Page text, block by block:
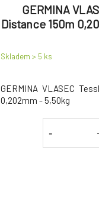
GERMINA
Distance 150m
Skladem > 5 ks
GERMINA VLASEC
0,202mm - 5,50kg
-